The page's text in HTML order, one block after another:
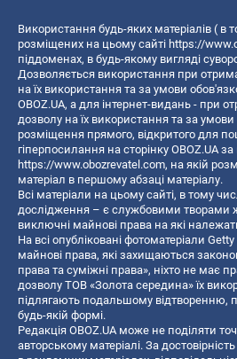
Використання будь-яких матеріалів ( в
розміщених на цьому сайті https://
піддоменах, в будь-якому вигляді
Дозволяється використання при
на їх використання та за умови
OBOZ.UA, а для інтернет-видань - при
дозволу на їх використання та за умови
розміщення прямого, відкритого для
гіперпосилання на сторінку OBOZ.UA
https://www.obozrevatel.com, на якій
матеріал в першому абзаці матеріалу.
Всі матеріали на цьому сайті, в тому
дослідження – є службовими творами
виключні майнові права на які
На всі опубліковані фотоматеріали
майнові права, які захищаються
права та суміжні права», ніхто не має
дозволу ТОВ «Золота середина» їх
підлягають подальшому відтворенню,
будь-якій формі.
Редакція OBOZ.UA може не поділяти
авторському матеріалі. За